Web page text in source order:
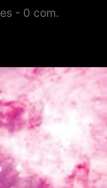
- 0 com.